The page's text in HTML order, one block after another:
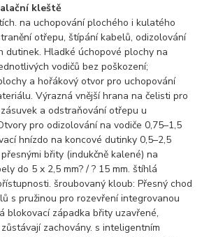
kleště
na uchopování plochého i kulatého
otřepu, štípání kabelů, odizolování
dutinek. Hladké úchopové plochy na
vodičů bez poškození;
a hořákový otvor pro uchopování
Výrazná vnější hrana na čelisti pro
a odstraňování otřepu u
pro odizolování na vodiče 0,75–1,5
hnízdo na koncové dutinky 0,5–2,5
břity (indukčně kalené) na
do 5 x 2,5 mm? / ? 15 mm. štíhlá
šroubovaný kloub: Přesný chod
s pružinou pro rozevření integrovanou
blokovací západka břity uzavřené,
zachovány. s inteligentním